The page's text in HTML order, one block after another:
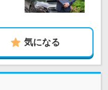
気になる